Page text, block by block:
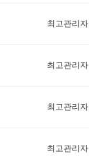
최고관리자
최고관리자
최고관리자
최고관리자